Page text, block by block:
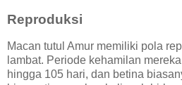
Reproduksi
Macan tutul Amur memiliki pola
lambat. Periode kehamilan
hingga 105 hari, dan betina